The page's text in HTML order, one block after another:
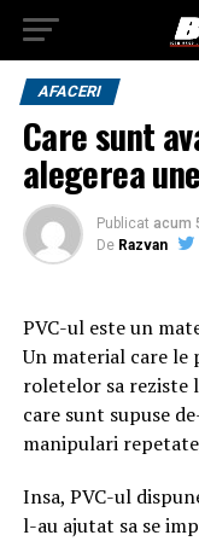
AFACERI
Care sunt
alegerea
Publicat acum
De Razvan
PVC-ul este un
Un material care le
roletelor sa reziste
care sunt supuse
manipulari
Insa, PVC-ul
l-au ajutat sa se